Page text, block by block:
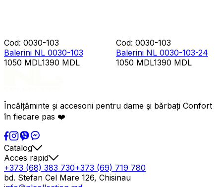
Cod: 0030-103
Balerini NL 0030-103
1050 MDL1390 MDL
Cod: 0030-103
Balerini NL 0030-103-24
1050 MDL1390 MDL
Încălțăminte și accesorii pentru dame și bărbați Confort
în fiecare pas ❤️
Catalog
Acces rapid
+373 (68) 383 730+373 (69) 719 780
bd. Stefan Cel Mare 126, Chisinau